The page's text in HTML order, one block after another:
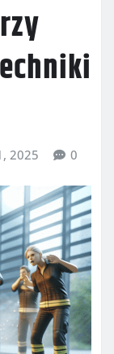
2025 0